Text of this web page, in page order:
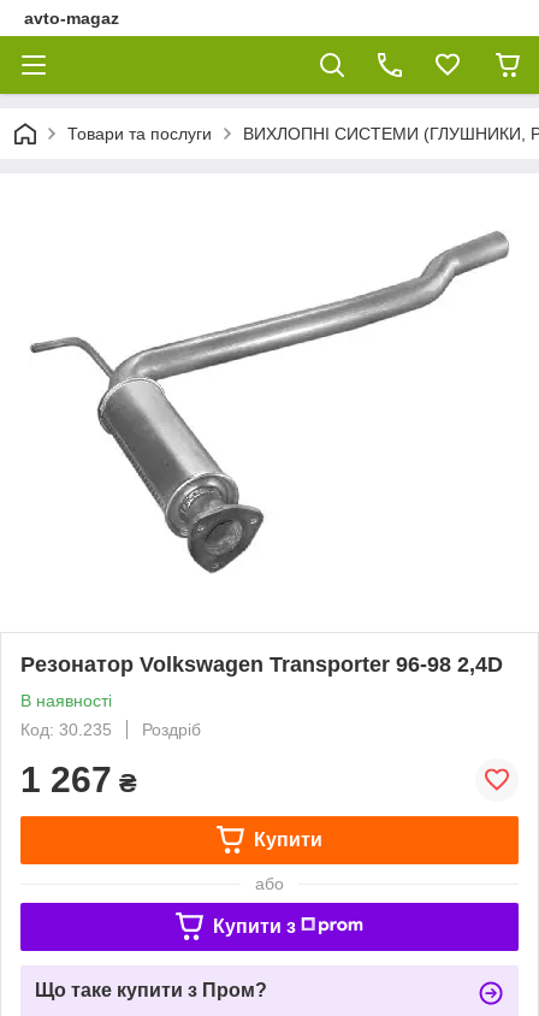
avto-magaz
Товари та послуги ВИХЛОПНІ СИСТЕМИ (ГЛУШНИКИ,
Резонатор Volkswagen Transporter 96-98 2,4D
В наявності
Код: 30.235
Роздріб
1 267 ₴
Купити
або
Купити з
Що таке купити з Пром?